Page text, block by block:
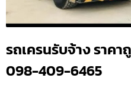
รถเครนรับจ้าง ราคา
098-409-6465